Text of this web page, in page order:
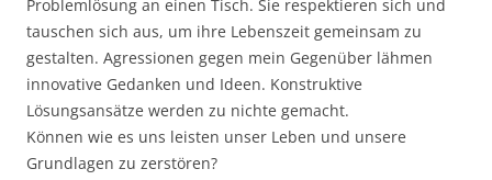
Problemlösung an einen Tisch. Sie respektieren sich und
tauschen sich aus, um ihre Lebenszeit gemeinsam zu
gestalten. Agressionen gegen mein Gegenüber lähmen
innovative Gedanken und Ideen. Konstruktive
Lösungsansätze werden zu nichte gemacht.
Können wie es uns leisten unser Leben und unsere
Grundlagen zu zerstören?